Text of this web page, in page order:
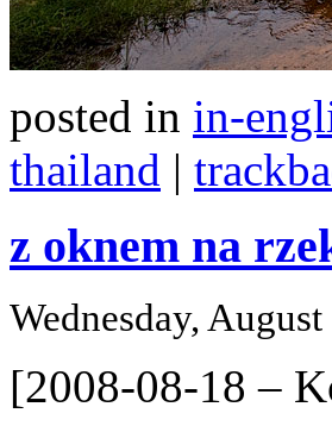
posted in in-
thailand |
z oknem na
Wednesday,
[2008-08-18 –